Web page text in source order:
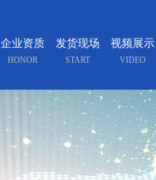
企业资质
HONOR
发货现场
START
视频展示
VIDEO